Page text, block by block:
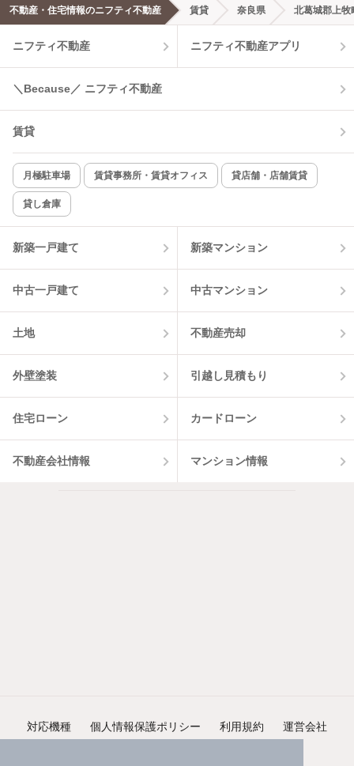
エアコンあり 都市ガス
温水洗浄便座 オートロック
コンロ2口以上
新着のみ インターネット無料
該当件数:
0件
不動産・住宅情報のニフティ不動産 賃貸 奈良県 北葛城郡上牧
ニフティ不動産 ニフティ不動産アプリ
＼Because／ ニフティ不動産
賃貸
月極駐車場 賃貸事務所・賃貸オフィス 貸店舗・店舗賃貸
貸し倉庫
新築一戸建て 新築マンション
中古一戸建て 中古マンション
土地 不動産売却
外壁塗装 引越し見積もり
住宅ローン カードローン
不動産会社情報 マンション情報
対応機種 個人情報保護ポリシー 利用規約 運営会社